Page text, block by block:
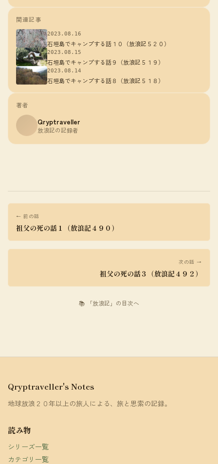
関連記事
2023.08.16
石垣島でキャンプする話１０（放浪記５２０）
2023.08.15
石垣島でキャンプする話９（放浪記５１９）
2023.08.14
石垣島でキャンプする話８（放浪記５１８）
著者
Qryptraveller
放浪記の記録者
← 前の話
祖父の死の話１（放浪記４９０）
次の話 →
祖父の死の話３（放浪記４９２）
📚 「放浪記」の目次へ
Qryptraveller's Notes
地球放浪２０年以上の旅人による、旅と思索の記録。
読み物
シリーズ一覧
カテゴリ一覧